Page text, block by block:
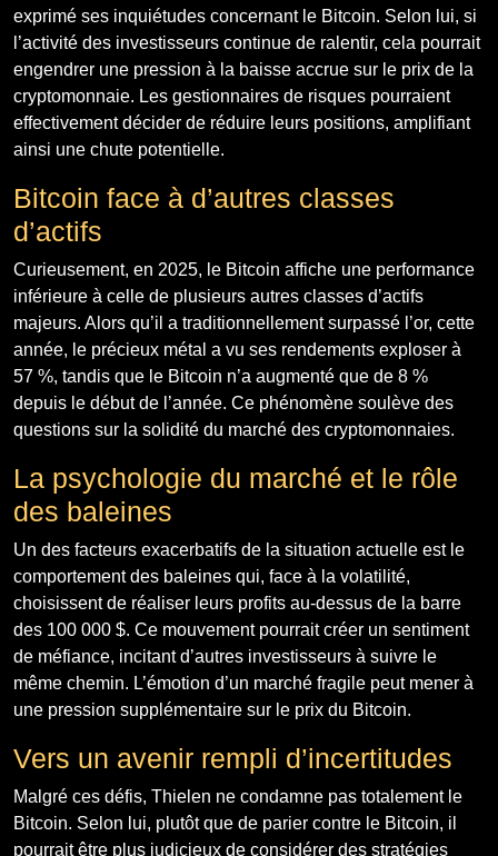
exprimé ses inquiétudes concernant le Bitcoin. Selon lui, si
l’activité des investisseurs continue de ralentir, cela pourrait
engendrer une pression à la baisse accrue sur le prix de la
cryptomonnaie. Les gestionnaires de risques pourraient
effectivement décider de réduire leurs positions, amplifiant
ainsi une chute potentielle.
Bitcoin face à d’autres classes
d’actifs
Curieusement, en 2025, le Bitcoin affiche une performance
inférieure à celle de plusieurs autres classes d’actifs
majeurs. Alors qu’il a traditionnellement surpassé l’or, cette
année, le précieux métal a vu ses rendements exploser à
57 %, tandis que le Bitcoin n’a augmenté que de 8 %
depuis le début de l’année. Ce phénomène soulève des
questions sur la solidité du marché des cryptomonnaies.
La psychologie du marché et le rôle
des baleines
Un des facteurs exacerbatifs de la situation actuelle est le
comportement des baleines qui, face à la volatilité,
choisissent de réaliser leurs profits au-dessus de la barre
des 100 000 $. Ce mouvement pourrait créer un sentiment
de méfiance, incitant d’autres investisseurs à suivre le
même chemin. L’émotion d’un marché fragile peut mener à
une pression supplémentaire sur le prix du Bitcoin.
Vers un avenir rempli d’incertitudes
Malgré ces défis, Thielen ne condamne pas totalement le
Bitcoin. Selon lui, plutôt que de parier contre le Bitcoin, il
pourrait être plus judicieux de considérer des stratégies